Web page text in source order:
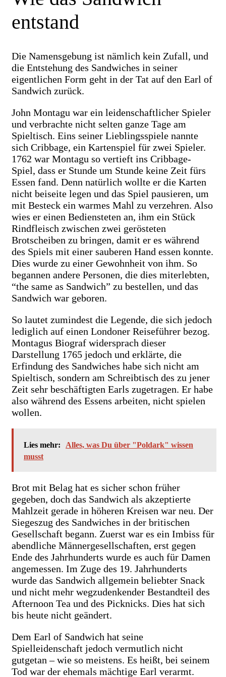
entstand
Die Namensgebung ist nämlich kein Zufall, und
die Entstehung des Sandwiches in seiner
eigentlichen Form geht in der Tat auf den Earl of
Sandwich zurück.
John Montagu war ein leidenschaftlicher Spieler
und verbrachte nicht selten ganze Tage am
Spieltisch. Eins seiner Lieblingsspiele nannte
sich Cribbage, ein Kartenspiel für zwei Spieler.
1762 war Montagu so vertieft ins Cribbage-
Spiel, dass er Stunde um Stunde keine Zeit fürs
Essen fand. Denn natürlich wollte er die Karten
nicht beiseite legen und das Spiel pausieren, um
mit Besteck ein warmes Mahl zu verzehren. Also
wies er einen Bediensteten an, ihm ein Stück
Rindfleisch zwischen zwei gerösteten
Brotscheiben zu bringen, damit er es während
des Spiels mit einer sauberen Hand essen konnte.
Dies wurde zu einer Gewohnheit von ihm. So
begannen andere Personen, die dies miterlebten,
“the same as Sandwich” zu bestellen, und das
Sandwich war geboren.
So lautet zumindest die Legende, die sich jedoch
lediglich auf einen Londoner Reiseführer bezog.
Montagus Biograf widersprach dieser
Darstellung 1765 jedoch und erklärte, die
Erfindung des Sandwiches habe sich nicht am
Spieltisch, sondern am Schreibtisch des zu jener
Zeit sehr beschäftigten Earls zugetragen. Er habe
also während des Essens arbeiten, nicht spielen
wollen.
Lies mehr:
Alles, was Du über "Poldark" wissen
musst
Brot mit Belag hat es sicher schon früher
gegeben, doch das Sandwich als akzeptierte
Mahlzeit gerade in höheren Kreisen war neu. Der
Siegeszug des Sandwiches in der britischen
Gesellschaft begann. Zuerst war es ein Imbiss für
abendliche Männergesellschaften, erst gegen
Ende des Jahrhunderts wurde es auch für Damen
angemessen. Im Zuge des 19. Jahrhunderts
wurde das Sandwich allgemein beliebter Snack
und nicht mehr wegzudenkender Bestandteil des
Afternoon Tea und des Picknicks. Dies hat sich
bis heute nicht geändert.
Dem Earl of Sandwich hat seine
Spielleidenschaft jedoch vermutlich nicht
gutgetan – wie so meistens. Es heißt, bei seinem
Tod war der ehemals mächtige Earl verarmt.